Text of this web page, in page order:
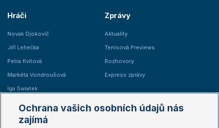
Hráči
Novak Djokovič
Jiří Lehečka
Petra Kvitová
Markéta Vondroušová
Iga Swiatek
Zprávy
Aktuality
Tenisová Previews
Rozhovory
Express zprávy
Žebříčky
Ochrana vašich osobních údajů nás
zajímá